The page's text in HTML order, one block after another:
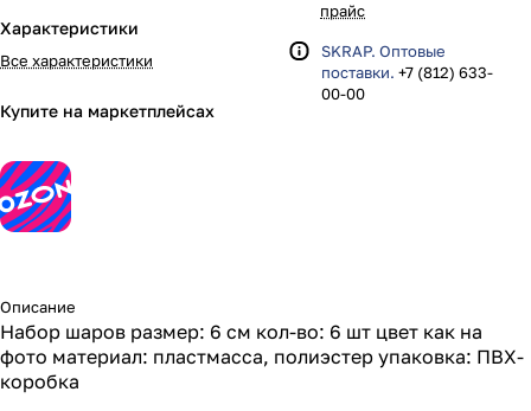
Характеристики
Все характеристики
Купите на маркетплейсах
прайс
SKRAP. Оптовые
поставки. +7 (812) 633-
00-00
Описание
Набор шаров размер: 6 см кол-во: 6 шт цвет как на
фото материал: пластмасса, полиэстер упаковка: ПВХ-
коробка